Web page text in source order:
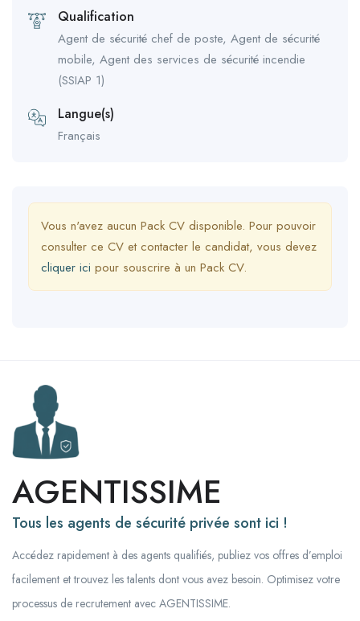
Qualification
Agent de sécurité chef de poste, Agent de sécurité
mobile, Agent des services de sécurité incendie
(SSIAP 1)
Langue(s)
Français
Vous n'avez aucun Pack CV disponible. Pour pouvoir
consulter ce CV et contacter le candidat, vous devez
cliquer ici pour souscrire à un Pack CV.
AGENTISSIME
Tous les agents de sécurité privée sont ici !
Accédez rapidement à des agents qualifiés, publiez vos offres d’emploi
facilement et trouvez les talents dont vous avez besoin. Optimisez votre
processus de recrutement avec AGENTISSIME.